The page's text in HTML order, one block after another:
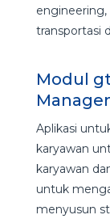
engineering,
transportasi
Modul
Aplikasi
karyawan
karyawan
untuk
menyusun